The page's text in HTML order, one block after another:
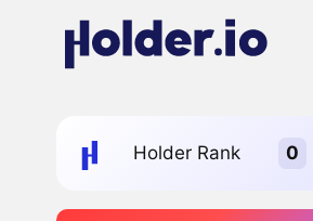
Holder Rank